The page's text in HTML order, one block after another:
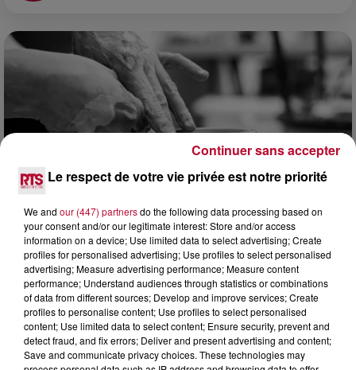
8 août 2026
OCCITANIE : CET ÉTÉ, LA CRÉATION S'EXPOSE
DANS LES ATELIERS D'ARTISANS
Marre des plages bondées et des visites au pas de charge
? La Chambre de Métiers et de l’Artisanat Occitanie
propose une alternative bien plus vivante :...
Le respect de votre vie privée est notre priorité
We and our (447) partnersdo the following data processing based on
your consent and/or our legitimate interest: Store and/or access
information on a device; Use limited data to select advertising; Create
profiles for personalised advertising; Use profiles to select personalised
advertising; Measure advertising performance; Measure content
performance; Understand audiences through statistics or combinations
of data from different sources; Develop and improve services; Create
profiles to personalise content; Use profiles to select personalised
content; Use limited data to select content; Ensure security, prevent and
detect fraud, and fix errors; Deliver and present advertising and content;
Save and communicate privacy choices. These technologies may
Continuer sans accepter